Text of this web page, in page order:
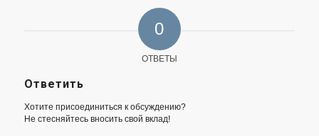
0
ОТВЕТЫ
Ответить
Хотите присоединиться к обсуждению?
Не стесняйтесь вносить свой вклад!